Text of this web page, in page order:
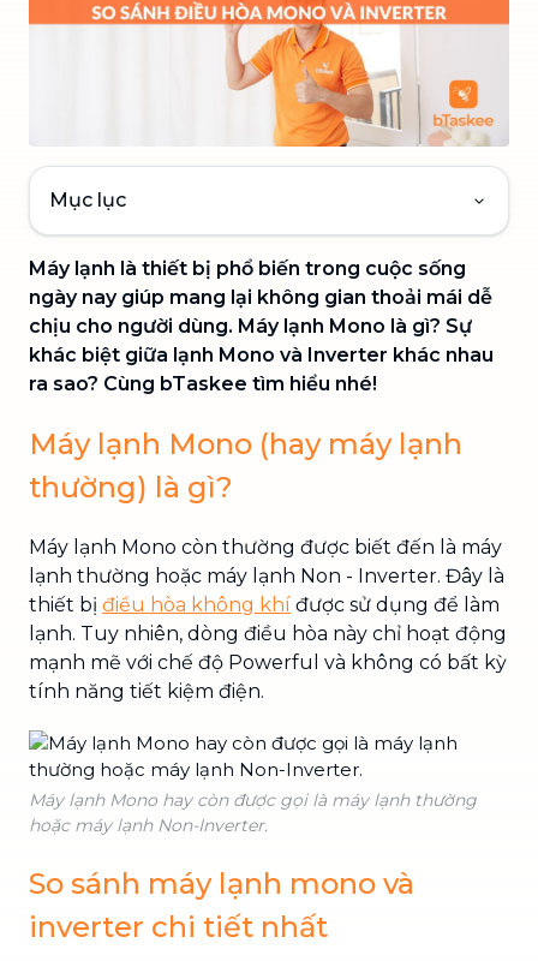
Mục lục
Máy lạnh là thiết bị phổ biến trong cuộc sống
ngày nay giúp mang lại không gian thoải mái dễ
chịu cho người dùng. Máy lạnh Mono là gì? Sự
khác biệt giữa lạnh Mono và Inverter khác nhau
ra sao? Cùng bTaskee tìm hiểu nhé!
Máy lạnh Mono (hay máy lạnh
thường) là gì?
Máy lạnh Mono còn thường được biết đến là máy
lạnh thường hoặc máy lạnh Non - Inverter. Đây là
thiết bị điều hòa không khí được sử dụng để làm
lạnh. Tuy nhiên, dòng điều hòa này chỉ hoạt động
mạnh mẽ với chế độ Powerful và không có bất kỳ
tính năng tiết kiệm điện.
Máy lạnh Mono hay còn được gọi là máy lạnh thường
hoặc máy lạnh Non-Inverter.
So sánh máy lạnh mono và
inverter chi tiết nhất